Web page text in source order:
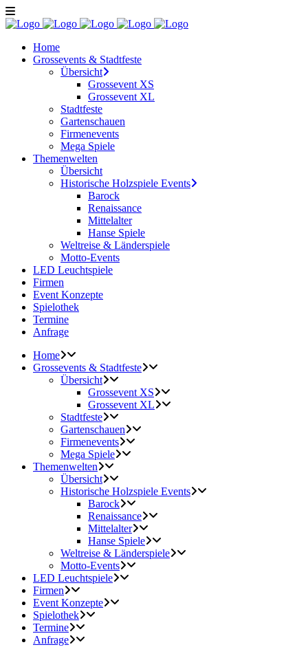
Home
Grossevents & Stadtfeste
Übersicht
Grossevent XS
Grossevent XL
Stadtfeste
Gartenschauen
Firmenevents
Mega Spiele
Themenwelten
Übersicht
Historische Holzspiele Events
Barock
Renaissance
Mittelalter
Hanse Spiele
Weltreise & Länderspiele
Motto-Events
LED Leuchtspiele
Firmen
Event Konzepte
Spielothek
Termine
Anfrage
Home
Grossevents & Stadtfeste
Übersicht
Grossevent XS
Grossevent XL
Stadtfeste
Gartenschauen
Firmenevents
Mega Spiele
Themenwelten
Übersicht
Historische Holzspiele Events
Barock
Renaissance
Mittelalter
Hanse Spiele
Weltreise & Länderspiele
Motto-Events
LED Leuchtspiele
Firmen
Event Konzepte
Spielothek
Termine
Anfrage